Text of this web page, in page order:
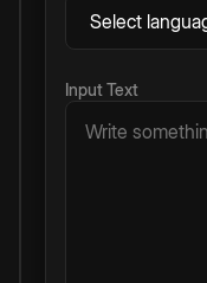
Input Text